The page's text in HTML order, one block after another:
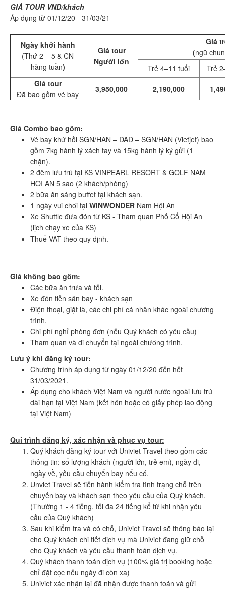
GIÁ TOUR VNĐ/khách
Áp dụng từ 01/12/20 - 31/03/21
Ngày khởi hành
(Thứ 2 – 5 & CN
hàng tuần)
Giá tour
Người lớn
Giá
(ngũ
Trẻ 4–11 tuổi
Trẻ
Giá tour
Đã bao gồm vé bay
3,950,000 2,190,000
Giá Combo bao gồm:
Vé bay khứ hồi SGN/HAN – DAD – SGN/HAN (Vietjet) bao
gồm 7kg hành lý xách tay và 15kg hành lý ký gửi (1
chặn).
2 đêm lưu trú tại KS VINPEARL RESORT & GOLF NAM
HOI AN 5 sao (2 khách/phòng)
2 bữa ăn sáng buffet tại khách sạn.
1 ngày vui chơi tại WINWONDER Nam Hội An
Xe Shuttle đưa đón từ KS - Tham quan Phố Cổ Hội An
(lịch chạy xe của KS)
Thuế VAT theo quy định.
Giá không bao gồm:
Các bữa ăn trưa và tối.
Xe đón tiễn sân bay - khách sạn
Điện thoại, giặt là, các chi phí cá nhân khác ngoài chương
trình.
Chi phí nghỉ phòng đơn (nếu Quý khách có yêu cầu)
Tham quan và di chuyển tại ngoài chương trình.
Lưu ý khi đăng ký tour:
Chương trình áp dụng từ ngày 01/12/20 đến hết
31/03/2021.
Áp dụng cho khách Việt Nam và người nước ngoài lưu trú
dài hạn tại Việt Nam (kết hôn hoặc có giấy phép lao động
tại Việt Nam)
Qui trình đăng ký, xác nhận và phục vụ tour:
Quý khách đăng ký tour với Univiet Travel theo gồm các
thông tin: số lượng khách (người lớn, trẻ em), ngày đi,
ngày về, yêu cầu chuyến bay nếu có.
Unviet Travel sẽ tiến hành kiểm tra tình trạng chỗ trên
chuyến bay và khách sạn theo yêu cầu của Quý khách.
(Thường 1 - 4 tiếng, tối đa 24 tiếng kể từ khi nhận yêu
cầu của Quý khách)
Sau khi kiểm tra và có chỗ, Univiet Travel sẽ thông báo lại
cho Quý khách chi tiết dịch vụ mà Univiet đang giữ chỗ
cho Quý khách và yêu cầu thanh toán dịch vụ.
Quý khách thanh toán dịch vụ (100% giá trị booking hoặc
chỉ đặt cọc nếu ngày đi còn xa)
Univiet xác nhận lại đã nhận được thanh toán và gửi